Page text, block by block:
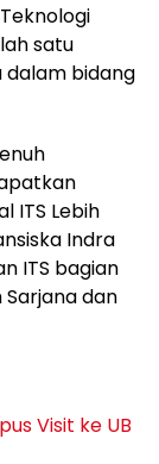
satu
dalam bidang
ITS Lebih
Indra
ITS bagian
dan
Visit ke UB